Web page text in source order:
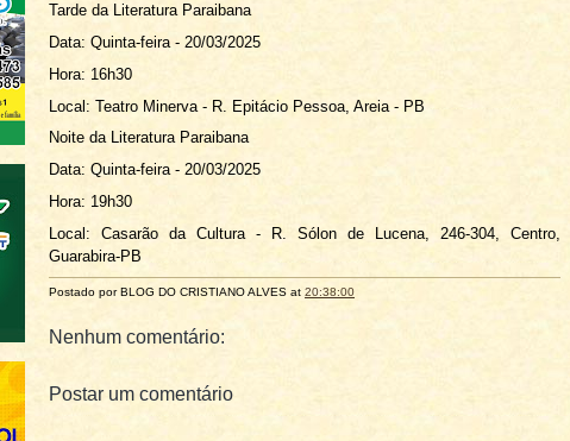
Tarde da Literatura Paraibana
Data: Quinta-feira - 20/03/2025
Hora: 16h30
Local: Teatro Minerva - R. Epitácio Pessoa, Areia - PB
Noite da Literatura Paraibana
Data: Quinta-feira - 20/03/2025
Hora: 19h30
Local: Casarão da Cultura - R. Sólon de Lucena, 246-304, Centro,
Guarabira-PB
Postado por BLOG DO CRISTIANO ALVES at 20:38:00
Nenhum comentário:
Postar um comentário